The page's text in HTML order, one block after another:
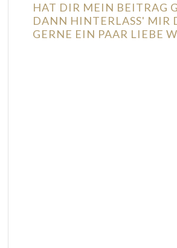
HAT DIR MEIN BEITRAG
DANN HINTERLASS' MIR
GERNE EIN PAAR LIEBE